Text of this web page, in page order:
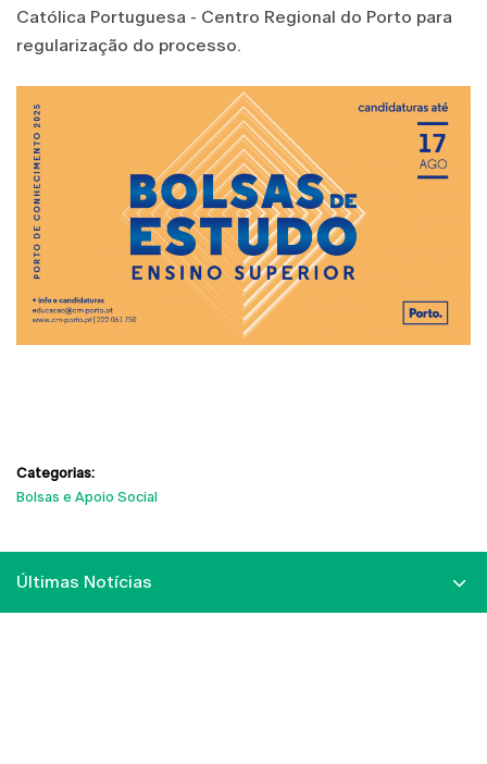
Católica Portuguesa - Centro Regional do Porto para
regularização do processo.
Categorias:
Bolsas e Apoio Social
Últimas Notícias